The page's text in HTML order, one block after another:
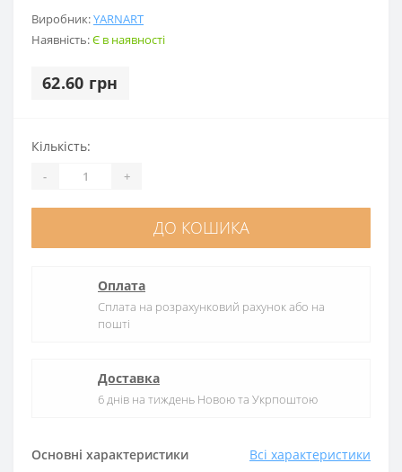
Виробник:YARNART
Наявність:Є в наявності
62.60 грн
Основні характеристики Всі характеристики
Кількість:
- +
ДО КОШИКА
Оплата
Сплата на розрахунковий рахунок або на
пошті
Доставка
6 днів на тиждень Новою та Укрпоштою